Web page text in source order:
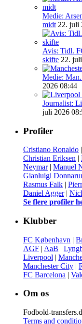
Medie:
midt 22. juli
Avis: Tidl.
skifte 22.
Medie:
2026 08:44
Journalist:
juli 2026
Profiler
Cristiano Ronaldo |
Christian Eriksen |
Neymar| Manuel
Gianluigi
Rasmus Falk |
Daniel Agger|
Se flere profiler
Klubber
FC København |
AGF | AaB |
Liverpool |
Manchester City |
FC Barcelona |
Om os
Fodbold-
Terms and